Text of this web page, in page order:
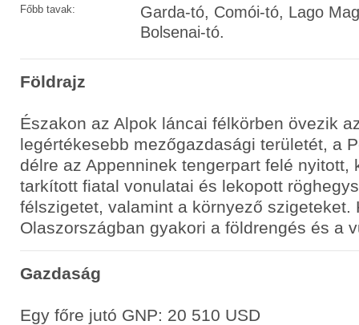
Főbb tavak:
Garda-tó, Comói-tó, Lago
Bolsenai-tó.
Földrajz
Északon az Alpok láncai félkörben övezik
legértékesebb mezőgazdasági területét, a
délre az Appenninek tengerpart felé nyitott,
tarkított fiatal vonulatai és lekopott
félszigetet, valamint a környező szigeteket.
Olaszországban gyakori a földrengés és a
Gazdaság
Egy főre jutó GNP: 20 510 USD